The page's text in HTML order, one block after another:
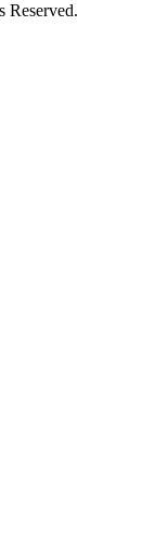
Reserved.